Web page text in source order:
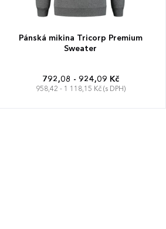
Pánská mikina Tricorp Premium
Sweater
792,08 - 924,09 Kč
958,42 - 1 118,15 Kč (s DPH)